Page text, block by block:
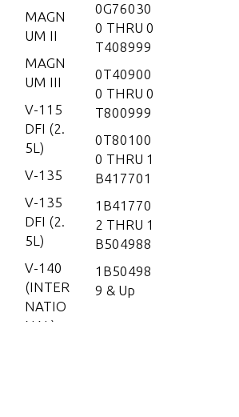
MAGN
UM II
MAGN
UM III
V-115
DFI (2.
5L)
V-135
V-135
DFI (2.
5L)
V-140
(INTER
NATIO
NAL)
0G76030
0 THRU 0
T408999
0T40900
0 THRU 0
T800999
0T80100
0 THRU 1
B417701
1B41770
2 THRU 1
B504988
1B50498
9 & Up